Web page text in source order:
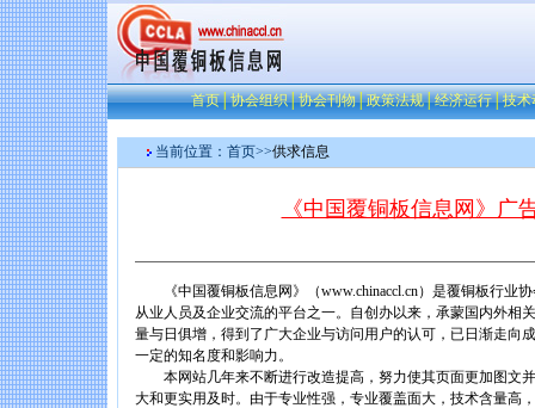
首页│协会组织│协会刊物│政策法规│经济运行│技术
当前位置： 首页>>供求信息
《中国覆铜板信息网》广
《中国覆铜板信息网》（www.chinaccl.cn）是覆铜板行业
从业人员及企业交流的平台之一。自创办以来，承蒙国内外相
量与日俱增，得到了广大企业与访问用户的认可，已日渐走向
一定的知名度和影响力。
本网站几年来不断进行改造提高，努力使其页面更加图文
大和更实用及时。由于专业性强，专业覆盖面大，技术含量高